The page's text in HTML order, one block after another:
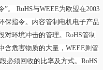
”。 RoHS与WEEE为欧盟在2003
保指令。内容管制电机电子产品
对环境冲击的管理。RoHS管制
含危害物质的大量，WEEE则管
必须回收的比率及方式。RoHS